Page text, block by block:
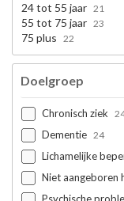
24 tot 55 jaar 21
55 tot 75 jaar 23
75 plus 22
Doelgroep
Chronisch ziek
Dementie 24
Niet aangeboren